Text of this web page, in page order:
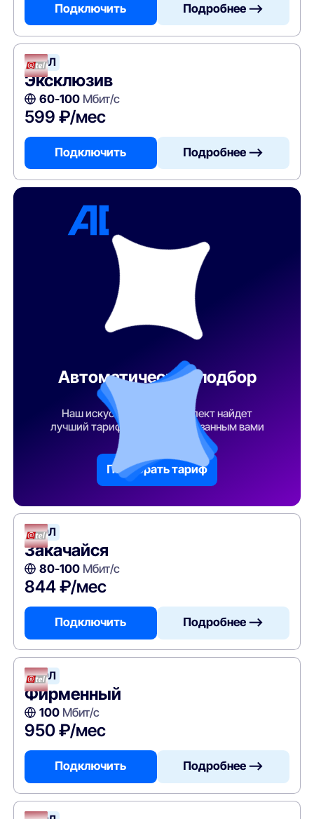
Подключить Подробнее —>
АТЭЛ
Эксклюзив
60-100Мбит/с
599 ₽/мес
Подключить Подробнее —>
Автоматический подбор
Наш искусственный интеллект найдет
лучший тарифный план по указанным вами
Подобрать тариф
АТЭЛ
Закачайся
80-100Мбит/с
844 ₽/мес
Подключить Подробнее —>
АТЭЛ
Фирменный
100Мбит/с
950 ₽/мес
Подключить Подробнее —>